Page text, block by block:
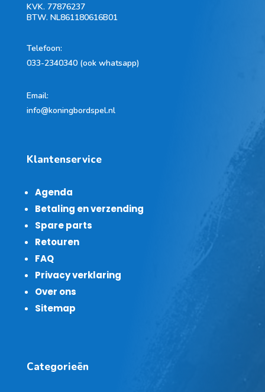
KVK. 77876237
BTW. NL861180616B01
Telefoon:
033-2340340 (ook whatsapp)
Email:
info@koningbordspel.nl
Klantenservice
Agenda
Betaling en verzending
Spare parts
Retouren
FAQ
Privacy verklaring
Over ons
Sitemap
Categorieën